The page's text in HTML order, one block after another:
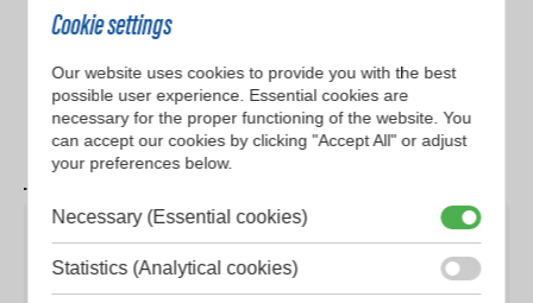
solution clés en main pour lutter rapidement et efficacement contre
les incendies de forêt, tout en protégeant la nature et les
communautés»
— Sapeurs-pompiers République tchèque
Produits apparentés
Cookie settings
Our website uses cookies to provide you with the best
possible user experience. Essential cookies are
necessary for the proper functioning of the website. You
can accept our cookies by clicking "Accept All" or adjust
your preferences below.
Necessary (Essential cookies)
Statistics (Analytical cookies)